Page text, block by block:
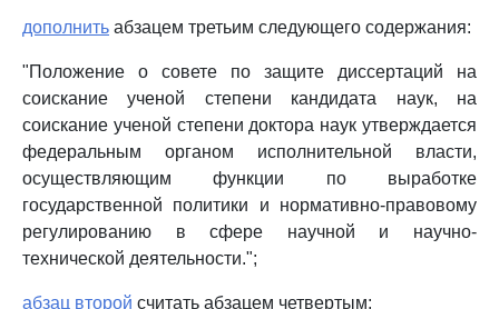
дополнить абзацем третьим следующего содержания:
"Положение о совете по защите диссертаций на
соискание ученой степени кандидата наук, на
соискание ученой степени доктора наук утверждается
федеральным органом исполнительной власти,
осуществляющим функции по выработке
государственной политики и нормативно-правовому
регулированию в сфере научной и научно-
технической деятельности.";
абзац второй считать абзацем четвертым;